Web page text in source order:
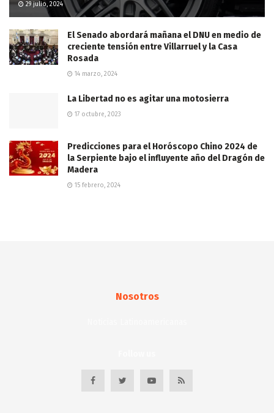
29 julio, 2024
El Senado abordará mañana el DNU en medio de
creciente tensión entre Villarruel y la Casa
Rosada
14 marzo, 2024
La Libertad no es agitar una motosierra
17 octubre, 2023
Predicciones para el Horóscopo Chino 2024 de
la Serpiente bajo el influyente año del Dragón de
Madera
15 febrero, 2024
Nosotros